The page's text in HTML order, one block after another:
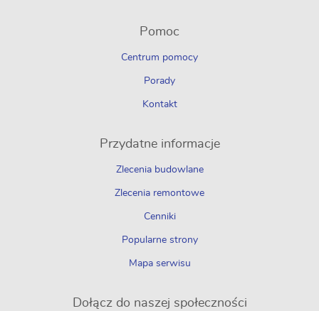
Pomoc
Centrum pomocy
Porady
Kontakt
Przydatne informacje
Zlecenia budowlane
Zlecenia remontowe
Cenniki
Popularne strony
Mapa serwisu
Dołącz do naszej społeczności